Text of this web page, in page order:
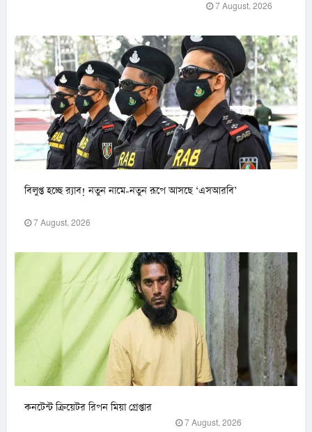
7 August, 2026
বিলুপ্ত হচ্ছে র‍্যাব! নতুন নামে-নতুন রূপে আসছে ‘এসআরবি’
7 August, 2026
কনটেন্ট ক্রিয়েটর রিপন মিয়া গ্রেপ্তার
7 August, 2026